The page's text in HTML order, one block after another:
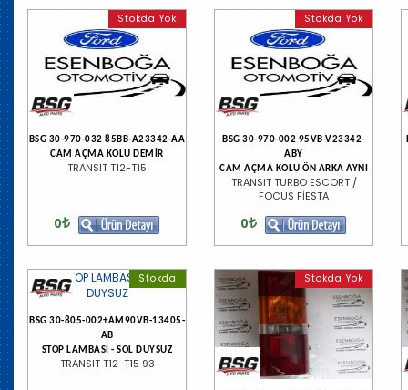
Stokda Yok
BSG 30-970-032 85BB-A23342-AA
CAM AÇMA KOLU DEMİR
TRANSIT T12-T15
0
Stokda Yok
BSG 30-970-002 95VB-V23342-
ABY
CAM AÇMA KOLU ÖN ARKA AYNI
TRANSIT TURBO ESCORT /
FOCUS FİESTA
0
Stokda
BSG 30-805-002+AM90VB-13405-
AB
STOP LAMBASI - SOL DUYSUZ
TRANSIT T12-T15 93
Stokda Yok